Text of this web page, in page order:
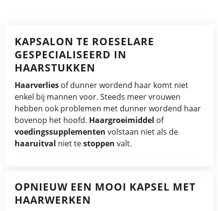
KAPSALON TE ROESELARE
GESPECIALISEERD IN
HAARSTUKKEN
Haarverlies of dunner wordend haar komt niet
enkel bij mannen voor. Steeds meer vrouwen
hebben ook problemen met dunner wordend haar
bovenop het hoofd. Haargroeimiddel of
voedingssupplementen volstaan niet als de
haaruitval niet testoppen valt.
OPNIEUW EEN MOOI KAPSEL MET
HAARWERKEN